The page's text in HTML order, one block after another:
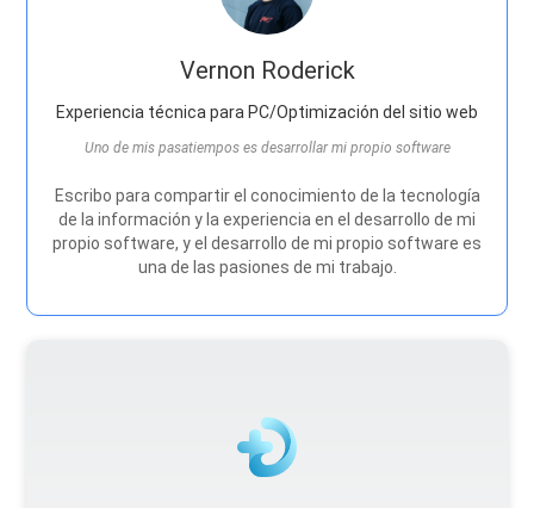
Vernon Roderick
Experiencia técnica para PC/Optimización del sitio web
Uno de mis pasatiempos es desarrollar mi propio software
Escribo para compartir el conocimiento de la tecnología
de la información y la experiencia en el desarrollo de mi
propio software, y el desarrollo de mi propio software es
una de las pasiones de mi trabajo.